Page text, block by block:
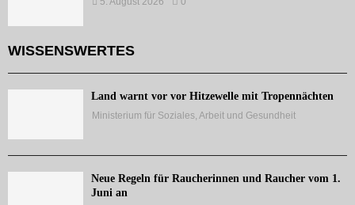
WISSENSWERTES
Land warnt vor vor Hitzewelle mit Tropennächten
Ministerium für Soziales, Arbeit und Gesundheit
Neue Regeln für Raucherinnen und Raucher vom 1.
Juni an